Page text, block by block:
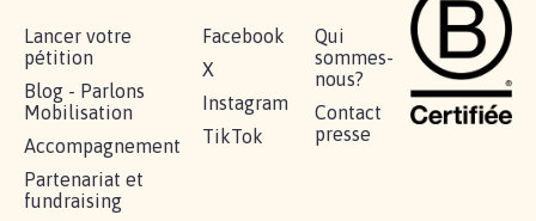
Lancer votre
pétition
Blog - Parlons
Mobilisation
Accompagnement
Partenariat et
fundraising
Facebook
X
Instagram
TikTok
Qui
sommes-
nous?
Contact
presse